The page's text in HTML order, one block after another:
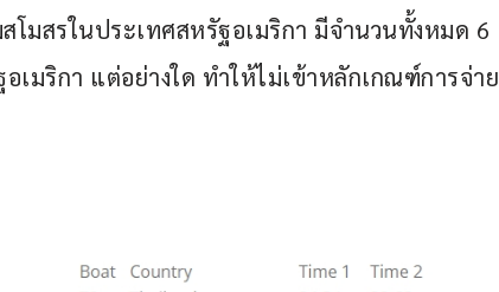
โมสรในประเทศสหรัฐอเมริกา มีจำนวนทั้งหมด 6
เมริกา แต่อย่างใด ทำให้ไม่เข้าหลักเกณฑ์การจ่าย